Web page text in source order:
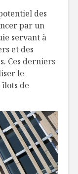
des
par un
servant à
et des
Ces derniers
le
de